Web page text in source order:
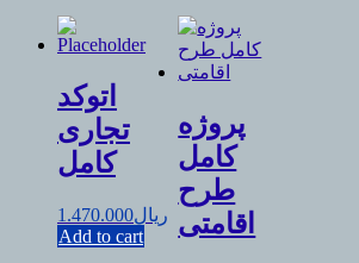
اتوکد
تجاری
کامل
ریال1.470.000
Add to cart
پروژه
کامل
طرح
اقامتی